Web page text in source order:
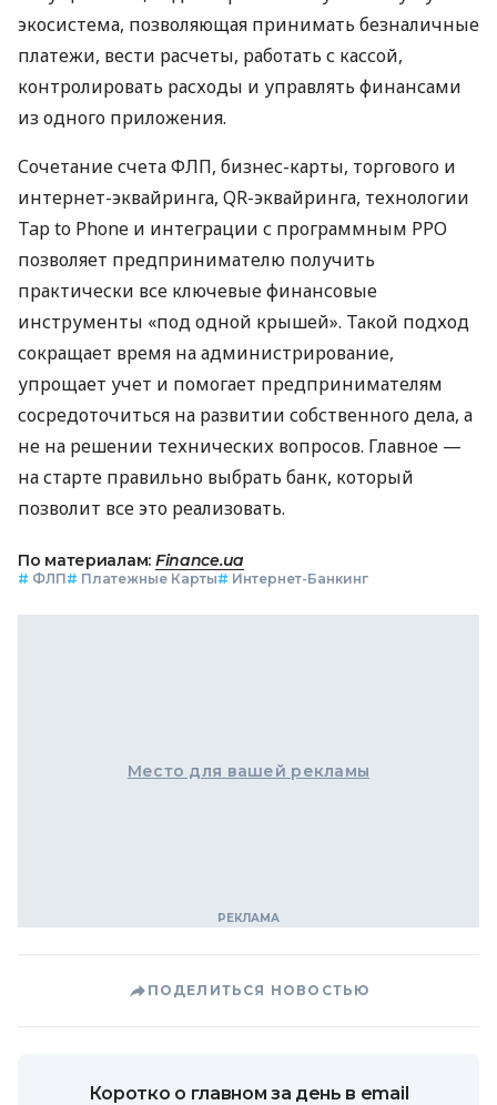
экосистема, позволяющая принимать безналичные
платежи, вести расчеты, работать с кассой,
контролировать расходы и управлять финансами
из одного приложения.
Сочетание счета ФЛП, бизнес-карты, торгового и
интернет-эквайринга, QR-эквайринга, технологии
Tap to Phone и интеграции с программным РРО
позволяет предпринимателю получить
практически все ключевые финансовые
инструменты «под одной крышей». Такой подход
сокращает время на администрирование,
упрощает учет и помогает предпринимателям
сосредоточиться на развитии собственного дела, а
не на решении технических вопросов. Главное —
на старте правильно выбрать банк, который
позволит все это реализовать.
По материалам: Finance.ua
# ФЛП# Платежные Карты# Интернет-Банкинг
Место для вашей рекламы
ПОДЕЛИТЬСЯ НОВОСТЬЮ
Коротко о главном за день в email